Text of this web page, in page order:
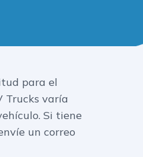
para el
Trucks varía
Si tiene
un correo